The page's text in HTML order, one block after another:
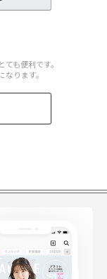
も便利です。
ります。